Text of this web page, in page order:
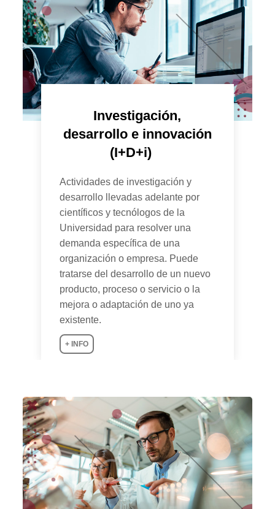
Investigación,
desarrollo e innovación
(I+D+i)
Actividades de investigación y
desarrollo llevadas adelante por
científicos y tecnólogos de la
Universidad para resolver una
demanda específica de una
organización o empresa. Puede
tratarse del desarrollo de un nuevo
producto, proceso o servicio o la
mejora o adaptación de uno ya
existente.
+ INFO